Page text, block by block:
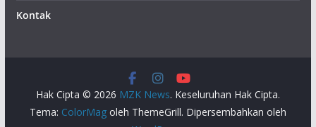
Kontak
Hak Cipta © 2026 MZK News. Keseluruhan Hak Cipta.
Tema: ColorMagoleh ThemeGrill. Dipersembahkan oleh